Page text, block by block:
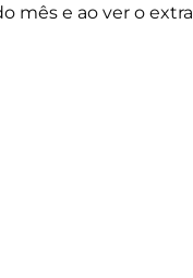
mês e ao ver o